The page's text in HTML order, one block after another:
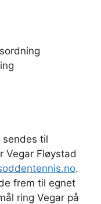
sendes til
Vegar Fløystad
.
frem til egnet
ring Vegar på